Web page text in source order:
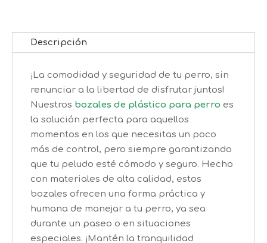
Descripción
¡La comodidad y seguridad de tu perro, sin
renunciar a la libertad de disfrutar juntos!
Nuestros bozales de plástico para perro es
la solución perfecta para aquellos
momentos en los que necesitas un poco
más de control, pero siempre garantizando
que tu peludo esté cómodo y seguro. Hecho
con materiales de alta calidad, estos
bozales ofrecen una forma práctica y
humana de manejar a tu perro, ya sea
durante un paseo o en situaciones
especiales. ¡Mantén la tranquilidad